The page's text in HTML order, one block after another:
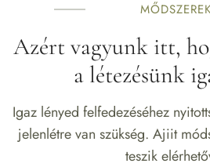
MŐDSZEREK
Azért vagyunk itt,
a létezésünk
Igaz lényed felfedezéséhez
jelenlétre van szükség. Ajiit
teszik